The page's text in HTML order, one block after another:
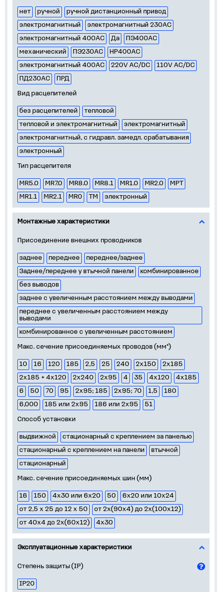
нет ручной
ручной дистанционный привод
электромагнитный
электромагнитный 230AC
электромагнитный 400AC
Да
ПЭ400AC
механический
ПЭ230AC
НР400AC
электромагнитный 400АС
220V AC/DC
110V AC/DC
ПД230AC
ПРД
Вид расцепителей
без расцепителей
тепловой
тепловой и электромагнитный
электромагнитный
электромагнитный, с гидравл. замедл. срабатывания
электронный
Тип расцепителя
MR5.0 MR7.0 MR8.0 MR8.1 MR1.0 MR2.0
МРТ
MR1.1
MR2.1 MR0 TM электронный
Монтажные характеристики
Присоединение внешних проводников
заднее переднее
переднее/заднее
Заднее/переднее у втычной панели
комбинированное
без выводов
заднее с увеличенным расстоянием между выводами
переднее с увеличенным расстоянием между
выводами
комбинированное с увеличенным расстоянием
Макс. сечение присоединяемых проводов (мм²)
10 16 120 185 2,5 25 240 2х150
2х185
2х185 + 4х120
2х240 2х95 4 35 4х120
4х185
6
50 70 95 2х95; 185 2х95; 70 1,5
180
6,000
185 или 2х95 186 или 2х95
51
Способ установки
выдвижной
стационарный с креплением за панелью
стационарный с креплением на панели
втычной
стационарный
Макс. сечение присоединяемых шин (мм)
16 150 4х30 или 6х20 50
6х20 или 10х24
от 2,5 х 25 до 12 х 50
от 2х(90х4) до 2х(100х12)
от 40х4 до 2х(60х12)
4х30
Эксплуатационные характеристики
Степень защиты (IP)
IP20